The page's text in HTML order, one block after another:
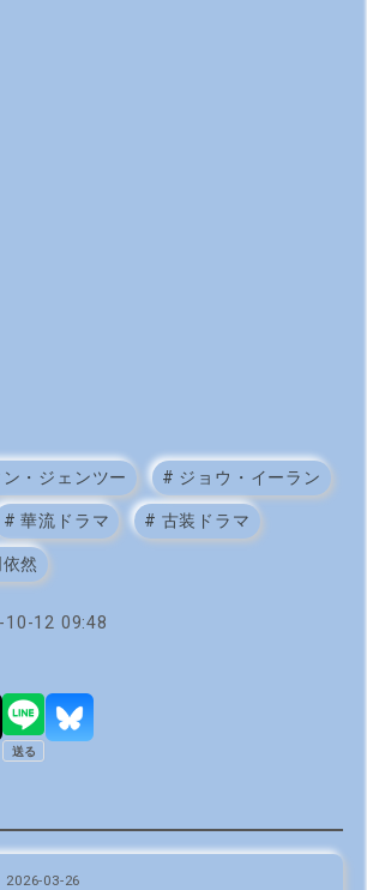
ン・ジェンツー # ジョウ・イーラン
# 華流ドラマ # 古装ドラマ
依然
10-12 09:48
2026-03-26